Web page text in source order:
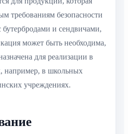
требованиям безопасности
бутербродами и сендвичами,
может быть необходима,
для реализации в
например, в школьных
учреждениях.